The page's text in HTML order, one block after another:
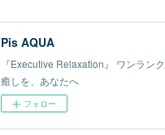
Pis AQUA
『Executive Relaxation』 ワンラン
癒しを、あなたへ
フォロー